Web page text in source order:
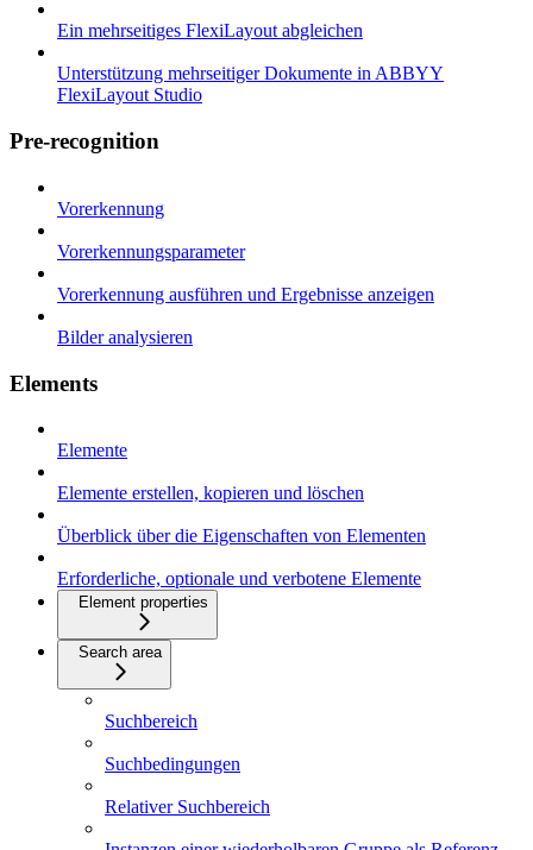
Ein mehrseitiges FlexiLayout abgleichen
Unterstützung mehrseitiger Dokumente in ABBYY
FlexiLayout Studio
Pre-recognition
Vorerkennung
Vorerkennungsparameter
Vorerkennung ausführen und Ergebnisse anzeigen
Bilder analysieren
Elements
Elemente
Elemente erstellen, kopieren und löschen
Überblick über die Eigenschaften von Elementen
Erforderliche, optionale und verbotene Elemente
Element properties
Search area
Suchbereich
Suchbedingungen
Relativer Suchbereich